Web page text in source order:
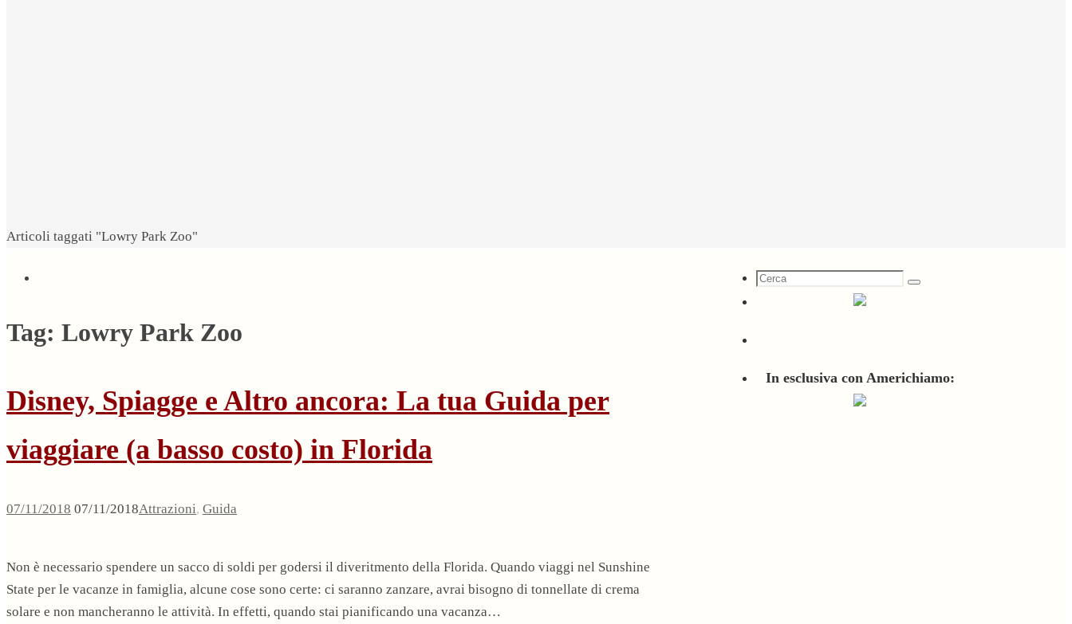
Home
Articoli taggati "Lowry Park Zoo"
Tag: Lowry Park Zoo
Disney, Spiagge e Altro ancora: La tua Guida per
viaggiare (a basso costo) in Florida
07/11/2018 07/11/2018Attrazioni, Guida
Non è necessario spendere un sacco di soldi per godersi il diveritmento della Florida. Quando viaggi nel Sunshine
State per le vacanze in famiglia, alcune cose sono certe: ci saranno zanzare, avrai bisogno di tonnellate di crema
solare e non mancheranno le attività. In effetti, quando stai pianificando una vacanza…
Cerca
Cerca
In esclusiva con Americhiamo: